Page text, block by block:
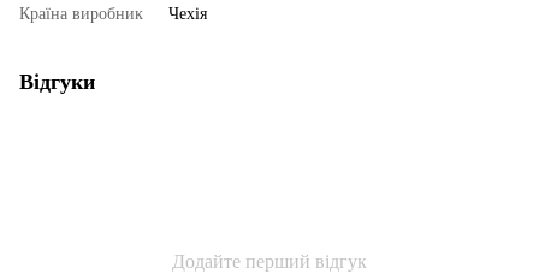
Країна виробник Чехія
Відгуки
Додайте перший відгук